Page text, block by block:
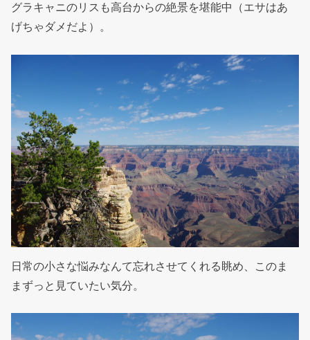
グラキャニのリスも高台からの絶景を堪能中（エサはあ
げちゃダメだよ）。
日常の小さな悩みなんて忘れさせてくれる眺め、このま
まずっと見ていたい気分。